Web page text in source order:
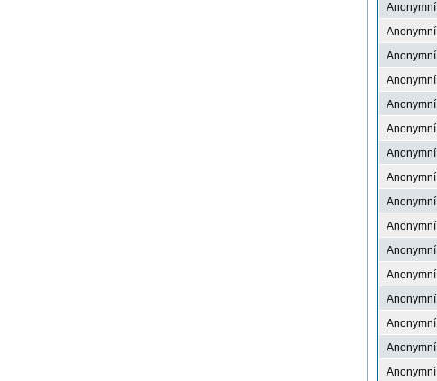
Anonymní
Anonymní
Anonymní
Anonymní
Anonymní
Anonymní
Anonymní
Anonymní
Anonymní
Anonymní
Anonymní
Anonymní
Anonymní
Anonymní
Anonymní
Anonymní